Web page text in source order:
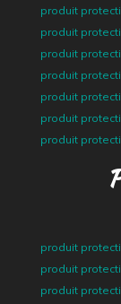
produit
produit
produit
produit
produit
produit
produit
produit
produit
produit